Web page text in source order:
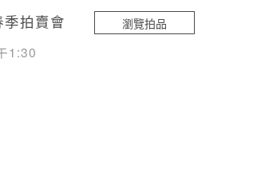
拍賣會
1:30
瀏覽拍品